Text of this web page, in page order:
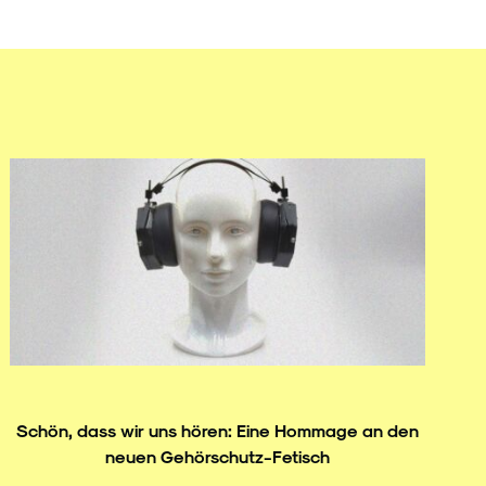
Schön, dass wir uns hören: Eine Hommage an den
neuen Gehörschutz-Fetisch